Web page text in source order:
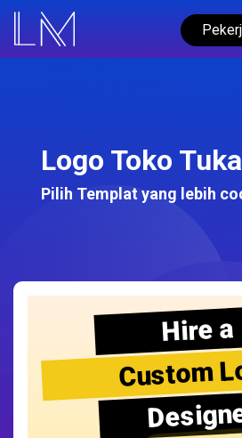
Logo Toko
Pilih Templat yang lebih
Hire a
Custom